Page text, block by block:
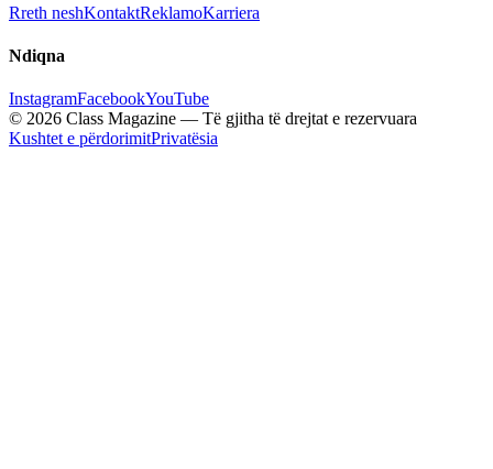
Rreth neshKontaktReklamoKarriera
Ndiqna
InstagramFacebookYouTube
© 2026 Class Magazine — Të gjitha të drejtat e rezervuara
Kushtet e përdorimitPrivatësia